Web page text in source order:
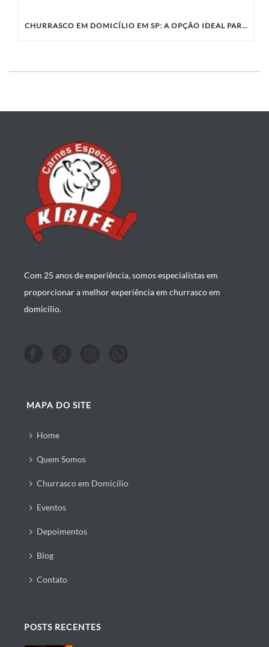
CHURRASCO EM DOMICÍLIO EM SP: A OPÇÃO IDEAL PARA SUA CONFRATERNIZAÇÃO
Com 25 anos de experiência, somos especialistas em
proporcionar a melhor experiência em churrasco em
domicílio.
MAPA DO SITE
Home
Quem Somos
Churrasco em Domicílio
Eventos
Depoimentos
Blog
Contato
POSTS RECENTES